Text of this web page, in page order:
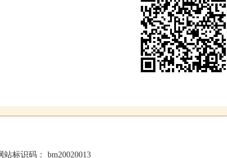
站标识码： bm20020013